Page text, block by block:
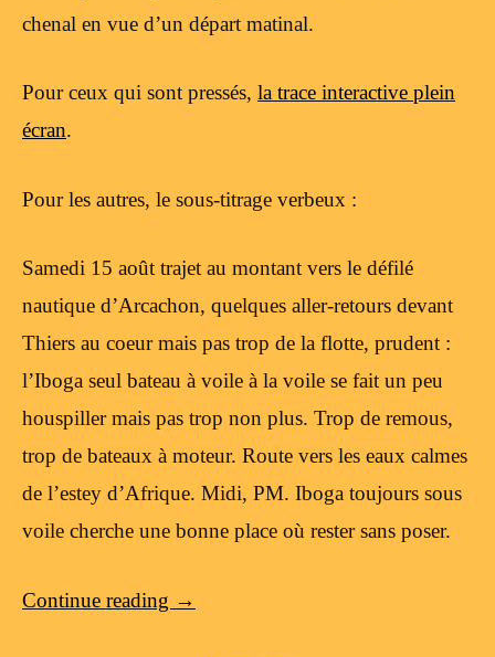
chenal en vue d’un départ matinal.
Pour ceux qui sont pressés, la trace interactive plein
écran.
Pour les autres, le sous-titrage verbeux :
Samedi 15 août trajet au montant vers le défilé
nautique d’Arcachon, quelques aller-retours devant
Thiers au coeur mais pas trop de la flotte, prudent :
l’Iboga seul bateau à voile à la voile se fait un peu
houspiller mais pas trop non plus. Trop de remous,
trop de bateaux à moteur. Route vers les eaux calmes
de l’estey d’Afrique. Midi, PM. Iboga toujours sous
voile cherche une bonne place où rester sans poser.
Continue reading →